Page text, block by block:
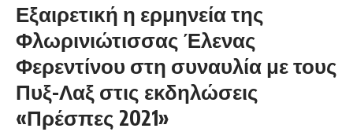
Εξαιρετική η ερμηνεία της
Φλωρινιώτισσας Έλενας
Φερεντίνου στη συναυλία με τους
Πυξ-Λαξ στις εκδηλώσεις
«Πρέσπες 2021»